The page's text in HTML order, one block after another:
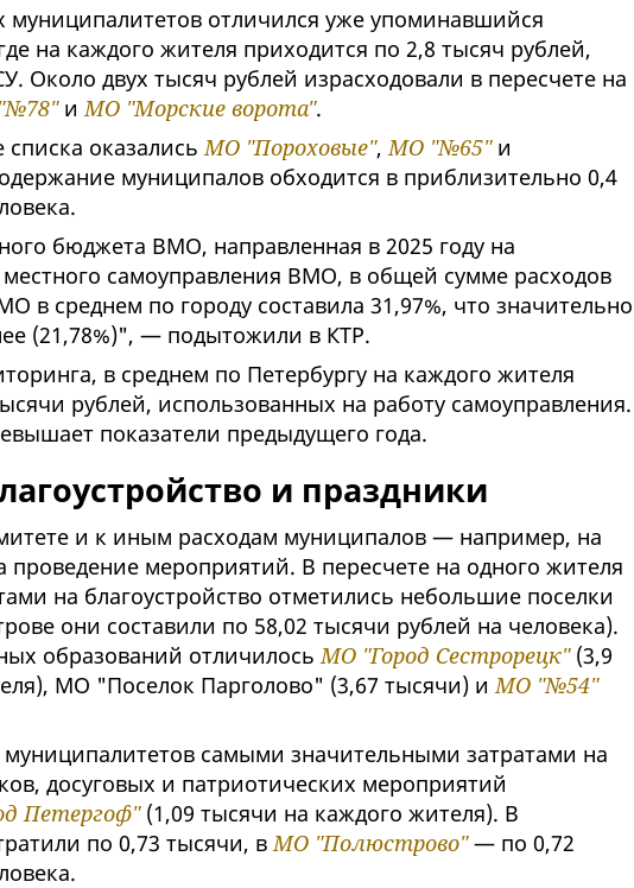
муниципалитетов отличился уже упоминавшийся
на каждого жителя приходится по 2,8 тысяч рублей,
Около двух тысяч рублей израсходовали в пересчете на
и МО "Морские ворота".
оказались МО "Пороховые", МО "№65"и
муниципалов обходится в приблизительно 0,4
бюджета ВМО, направленная в 2025 году на
самоуправления ВМО, в общей сумме расходов
в среднем по городу составила 31,97%, что значительно
(21,78%)", — подытожили в КТР.
в среднем по Петербургу на каждого жителя
рублей, использованных на работу самоуправления.
показатели предыдущего года.
и праздники
и к иным расходам муниципалов — например, на
проведение мероприятий. В пересчете на одного жителя
на благоустройство отметились небольшие поселки
они составили по 58,02 тысячи рублей на человека).
образований отличилосьМО "Город Сестрорецк"(3,9
МО "Поселок Парголово" (3,67 тысячи) иМО "№54"
муниципалитетов самыми значительными затратами на
досуговых и патриотических мероприятий
Петергоф"(1,09 тысячи на каждого жителя). В
по 0,73 тысячи, вМО "Полюстрово"— по 0,72